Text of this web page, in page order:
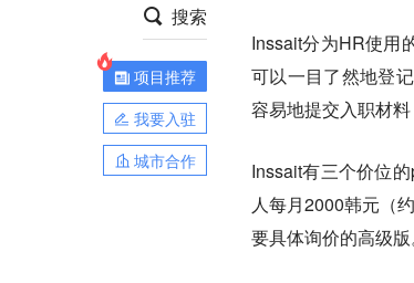
搜索
项目推荐
我要入驻
城市合作
Inssait分为HR使用
可以一目了然地登
容易地提交入职材
Inssait有三个价位
人每月2000韩元（
要具体询价的高级版